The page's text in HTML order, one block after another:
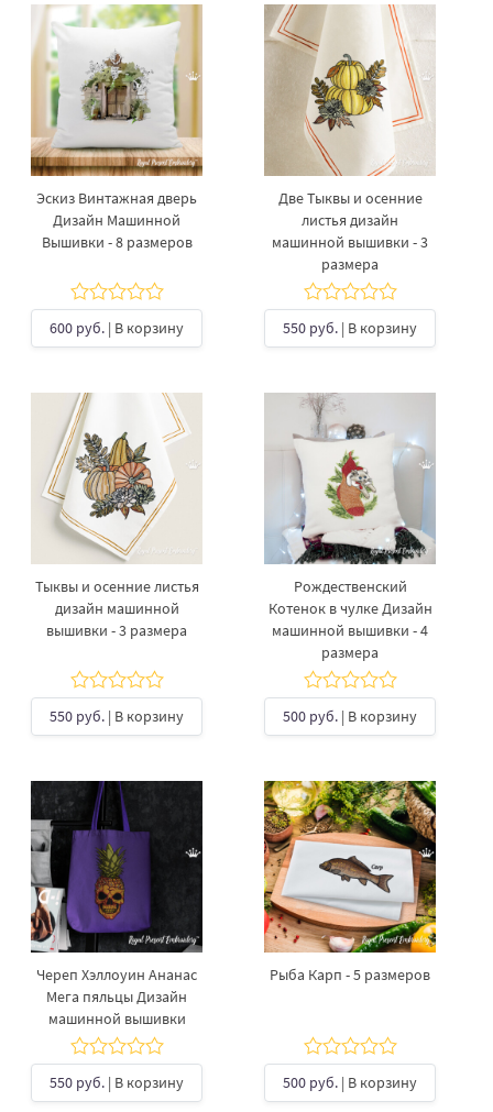
Эскиз Винтажная дверь
Дизайн Машинной
Вышивки - 8 размеров
600 руб. | В корзину
Две Тыквы и осенние
листья дизайн
машинной вышивки - 3
размера
550 руб. | В корзину
Тыквы и осенние листья
дизайн машинной
вышивки - 3 размера
550 руб. | В корзину
Рождественский
Котенок в чулке Дизайн
машинной вышивки - 4
размера
500 руб. | В корзину
Череп Хэллоуин Ананас
Мега пяльцы Дизайн
машинной вышивки
550 руб. | В корзину
Рыба Карп - 5 размеров
500 руб. | В корзину